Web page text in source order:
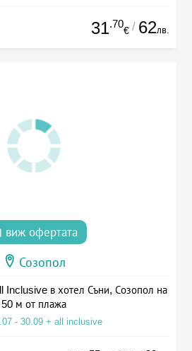
31.70
€ / 62лв.
виж офертата
Созопол
Inclusive в хотел Съни, Созопол на
50 м от плажа
- 30.09 + all inclusive